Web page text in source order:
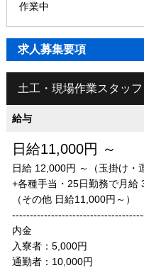
作業中
求人募集要項
土工・現場作業スタッフ
給与
日給11,000円 ～
日給 12,000円 ～（玉掛け・
+各種手当・25日勤務で月給
（その他 日給11,000円～）
内金
入寮者：5,000円​
通勤者：10,000円